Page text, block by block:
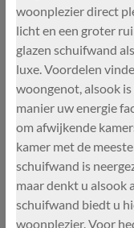
woonplezier direct
licht en een groter
glazen schuifwand
luxe. Voordelen
woongenot, alsook
manier uw energie
om afwijkende
kamer met de
schuifwand is
maar denkt u alsook
schuifwand biedt u
woonplezier. Voor